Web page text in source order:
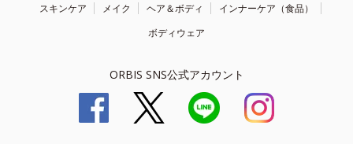
スキンケア メイク ヘア＆ボディ
インナーケア（食品）
ボディウェア
ORBIS SNS公式アカウント